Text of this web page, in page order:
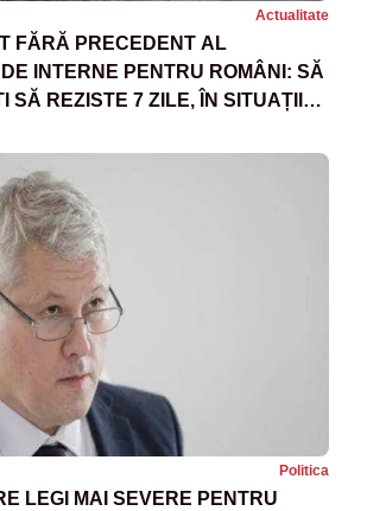
Actualitate
FĂRĂ PRECEDENT AL
INTERNE PENTRU ROMÂNI: SĂ
SĂ REZISTE 7 ZILE, ÎN SITUAȚII
Politica
LEGI MAI SEVERE PENTRU